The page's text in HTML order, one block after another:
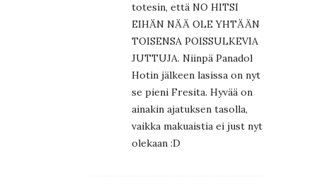
totesin, että NO HITSI
EIHÄN NÄÄ OLE YHTÄÄN
TOISENSA POISSULKEVIA
JUTTUJA. Niinpä Panadol
Hotin jälkeen lasissa on nyt
se pieni Fresita. Hyvää on
ainakin ajatuksen tasolla,
vaikka makuaistia ei just nyt
olekaan :D